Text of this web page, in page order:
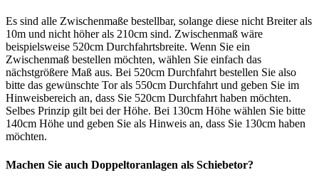
Es sind alle Zwischenmaße bestellbar, solange diese nicht Breiter als
10m und nicht höher als 210cm sind. Zwischenmaß wäre
beispielsweise 520cm Durchfahrtsbreite. Wenn Sie ein
Zwischenmaß bestellen möchten, wählen Sie einfach das
nächstgrößere Maß aus. Bei 520cm Durchfahrt bestellen Sie also
bitte das gewünschte Tor als 550cm Durchfahrt und geben Sie im
Hinweisbereich an, dass Sie 520cm Durchfahrt haben möchten.
Selbes Prinzip gilt bei der Höhe. Bei 130cm Höhe wählen Sie bitte
140cm Höhe und geben Sie als Hinweis an, dass Sie 130cm haben
möchten.
Machen Sie auch Doppeltoranlagen als Schiebetor?